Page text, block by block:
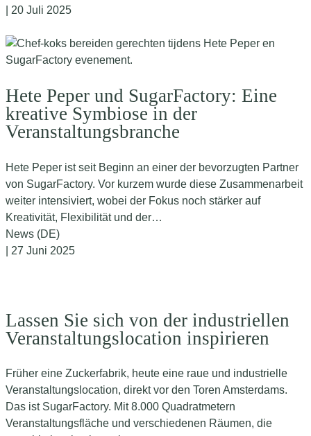
| 20 Juli 2025
Hete Peper und SugarFactory: Eine
kreative Symbiose in der
Veranstaltungsbranche
Hete Peper ist seit Beginn an einer der bevorzugten Partner
von SugarFactory. Vor kurzem wurde diese Zusammenarbeit
weiter intensiviert, wobei der Fokus noch stärker auf
Kreativität, Flexibilität und der…
News (DE)
| 27 Juni 2025
Lassen Sie sich von der industriellen
Veranstaltungslocation inspirieren
Früher eine Zuckerfabrik, heute eine raue und industrielle
Veranstaltungslocation, direkt vor den Toren Amsterdams.
Das ist SugarFactory. Mit 8.000 Quadratmetern
Veranstaltungsfläche und verschiedenen Räumen, die